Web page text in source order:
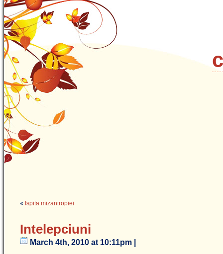
« Ispita mizantropiei
Intelepciuni
March 4th, 2010 at 10:11pm |